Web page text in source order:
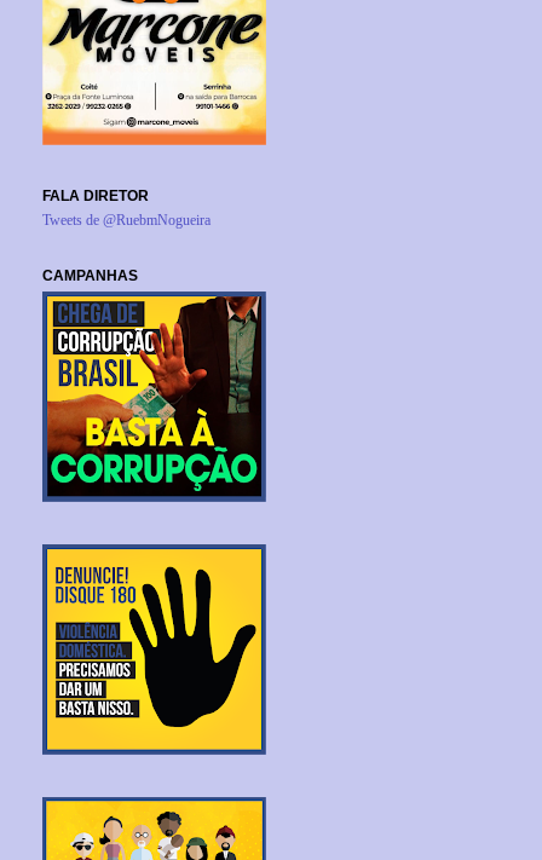
FALA DIRETOR
Tweets de @RuebmNogueira
CAMPANHAS